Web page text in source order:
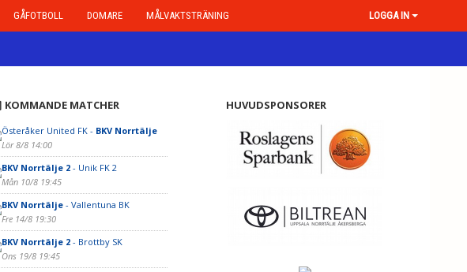
GÅFOTBOLL DOMARE MÅLVAKTSTRÄNING LOGGA IN
KOMMANDE MATCHER
Österåker United FK - BKV Norrtälje
Lör 8/8 14:00
BKV Norrtälje 2- Unik FK 2
Mån 10/8 19:45
BKV Norrtälje- Vallentuna BK
Fre 14/8 19:30
BKV Norrtälje 2- Brottby SK
Ons 19/8 19:45
HUVUDSPONSORER